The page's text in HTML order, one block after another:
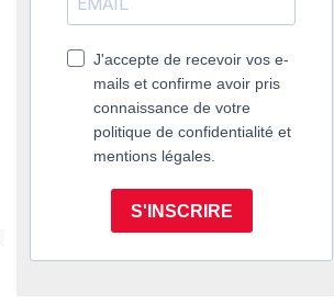
J'accepte de recevoir vos e-
mails et confirme avoir pris
connaissance de votre
politique de confidentialité et
mentions légales.
S'INSCRIRE